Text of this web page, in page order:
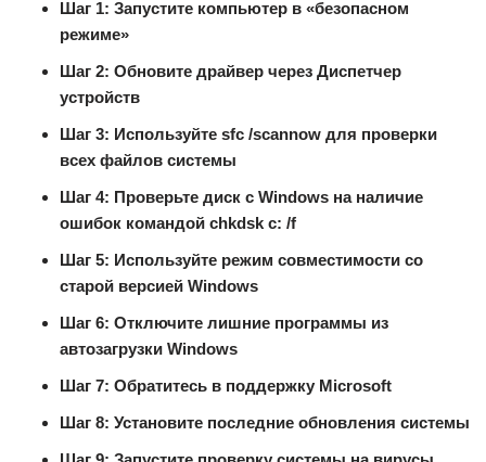
Шаг 1: Запустите компьютер в «безопасном
режиме»
Шаг 2: Обновите драйвер через Диспетчер
устройств
Шаг 3: Используйте sfc /scannow для проверки
всех файлов системы
Шаг 4: Проверьте диск с Windows на наличие
ошибок командой chkdsk c: /f
Шаг 5: Используйте режим совместимости со
старой версией Windows
Шаг 6: Отключите лишние программы из
автозагрузки Windows
Шаг 7: Обратитесь в поддержку Microsoft
Шаг 8: Установите последние обновления системы